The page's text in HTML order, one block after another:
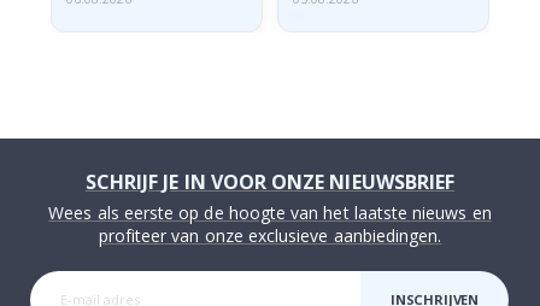
SCHRIJF JE IN VOOR ONZE NIEUWSBRIEF
Wees als eerste op de hoogte van het laatste nieuws en
profiteer van onze exclusieve aanbiedingen.
INSCHRIJVEN